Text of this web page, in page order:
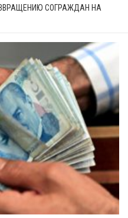
СОГРАЖДАН НА